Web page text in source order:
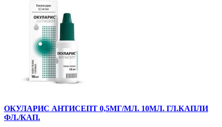
ОКУЛАРИС АНТИСЕПТ 0,5МГ/МЛ. 10МЛ. ГЛ.КАПЛИ
ФЛ./КАП.